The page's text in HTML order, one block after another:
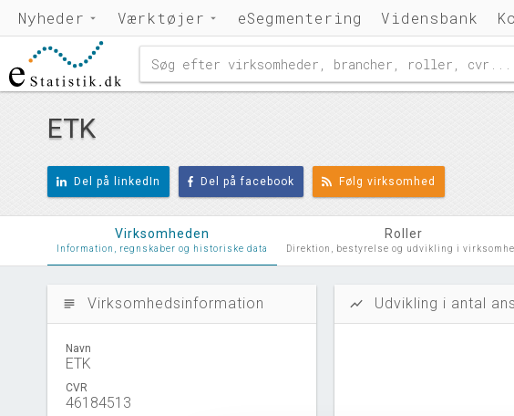
Nyheder Værktøjer eSegmentering Vidensbank
ETK
Del på linkedIn Del på facebook Følg virksomhed
Virksomheden
Information, regnskaber og historiske data
Roller
Direktion, bestyrelse og udvikling i
subject Virksomhedsinformation
Navn
ETK
CVR
46184513
show_chart Udvikling i antal